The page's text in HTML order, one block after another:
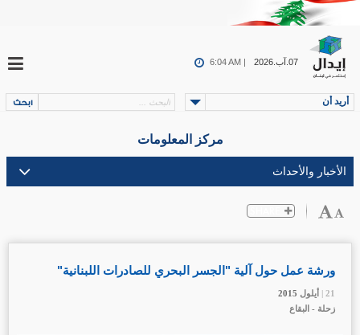
07.آب.2026 6:04 AM |
أريد أن
مركز المعلومات
21 | أيلول
ورشة عمل حول آلية "الجسر البحري للصادرات اللبنانية"
21 | أيلول
زحلة - البقاع
21 | أيلول